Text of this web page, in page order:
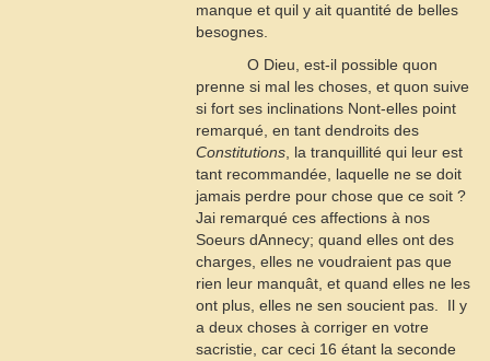
manque et quil y ait quantité de belles
besognes.
O Dieu, est-il possible quon
prenne si mal les choses, et quon suive
si fort ses inclinations Nont-elles point
remarqué, en tant dendroits des
Constitutions , la tranquillité qui leur est
tant recommandée, laquelle ne se doit
jamais perdre pour chose que ce soit ?
Jai remarqué ces affections à nos
Soeurs dAnnecy; quand elles ont des
charges, elles ne voudraient pas que
rien leur manquât, et quand elles ne les
ont plus, elles ne sen soucient pas.  Il y
a deux choses à corriger en votre
sacristie, car ceci 16 étant la seconde